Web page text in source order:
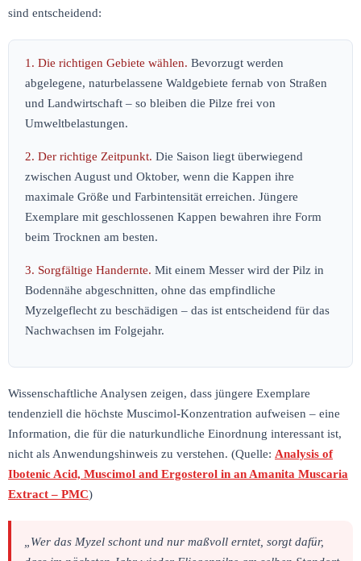
sind entscheidend:
1. Die richtigen Gebiete wählen. Bevorzugt werden
abgelegene, naturbelassene Waldgebiete fernab von Straßen
und Landwirtschaft – so bleiben die Pilze frei von
Umweltbelastungen.
2. Der richtige Zeitpunkt. Die Saison liegt überwiegend
zwischen August und Oktober, wenn die Kappen ihre
maximale Größe und Farbintensität erreichen. Jüngere
Exemplare mit geschlossenen Kappen bewahren ihre Form
beim Trocknen am besten.
3. Sorgfältige Handernte. Mit einem Messer wird der Pilz in
Bodennähe abgeschnitten, ohne das empfindliche
Myzelgeflecht zu beschädigen – das ist entscheidend für das
Nachwachsen im Folgejahr.
Wissenschaftliche Analysen zeigen, dass jüngere Exemplare
tendenziell die höchste Muscimol-Konzentration aufweisen – eine
Information, die für die naturkundliche Einordnung interessant ist,
nicht als Anwendungshinweis zu verstehen. (Quelle: Analysis of
Ibotenic Acid, Muscimol and Ergosterol in an Amanita Muscaria
Extract – PMC)
„Wer das Myzel schont und nur maßvoll erntet, sorgt dafür,